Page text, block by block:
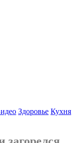
Здоровье Кухня